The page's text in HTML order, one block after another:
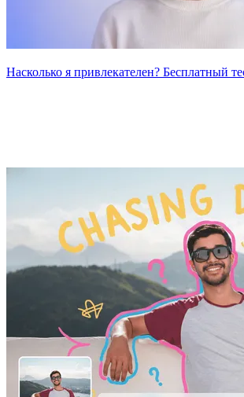
Насколько я привлекателен? Бесплатный